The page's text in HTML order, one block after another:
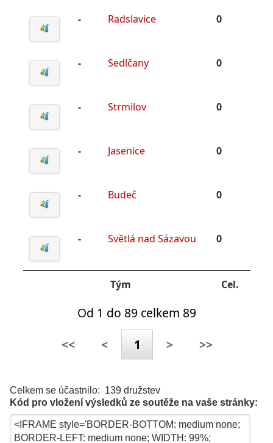
- Radslavice 0
- Sedlčany 0
- Strmilov 0
- Jasenice 0
- Budeč 0
- Světlá nad Sázavou 0
Tým Cel.
Od 1 do 89 celkem 89
<<
< 1 > >>
Celkem se účastnilo: 139 družstev
Kód pro vložení výsledků ze soutěže na vaše stránky: